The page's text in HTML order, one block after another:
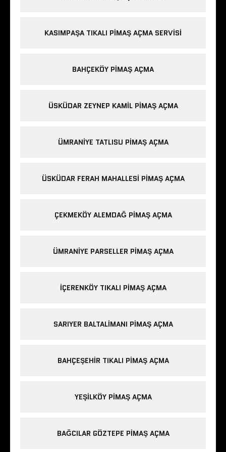
KASIMPAŞA TIKALI PIMAŞ AÇMA SERVISI
BAHÇEKÖY PIMAŞ AÇMA
ÜSKÜDAR ZEYNEP KAMIL PIMAŞ AÇMA
ÜMRANIYE TATLISU PIMAŞ AÇMA
ÜSKÜDAR FERAH MAHALLESI PIMAŞ AÇMA
ÇEKMEKÖY ALEMDAĞ PIMAŞ AÇMA
ÜMRANIYE PARSELLER PIMAŞ AÇMA
IÇERENKÖY TIKALI PIMAŞ AÇMA
SARIYER BALTALIMANI PIMAŞ AÇMA
BAHÇEŞEHIR TIKALI PIMAŞ AÇMA
YEŞILKÖY PIMAŞ AÇMA
BAĞCILAR GÖZTEPE PIMAŞ AÇMA